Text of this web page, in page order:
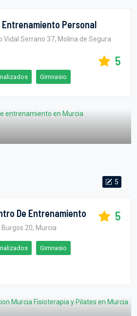
Personal
Vidal Serrano 37, Molina de Segura
5
Gimnasio
5
De Entrenamiento
20, Murcia
5
Gimnasio